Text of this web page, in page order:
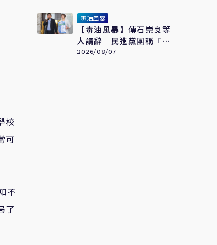
校
可
不
了
毒油風暴
【毒油風暴】傳石崇良等
人請辭 民進黨團稱「解
讀合理」：但地方不要都
甩鍋中央
2026/08/07